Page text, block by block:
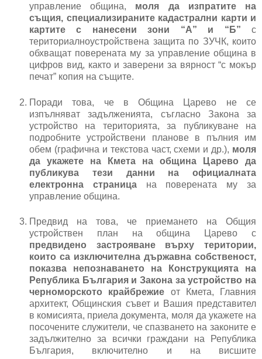
управление община, моля да изпратите на
същия, специализираните кадастрални карти и
картите с нанесени зони “А” и “Б” с
териториалноустройствена защита по ЗУЧК, които
обхващат поверената му за управление община в
цифров вид, както и заверени за вярност “с мокър
печат” копия на същите.
Поради това, че в Община Царево не се
изпълняват задълженията, съгласно Закона за
устройство на територията, за публикуване на
подробните устройствени планове в пълния им
обем (графична и текстова част, схеми и др.), моля
да укажете на Кмета на община Царево да
публикува тези данни на официалната
електронна страница на поверената му за
управление община.
Предвид на това, че приемането на Общия
предвидено застрояване върху територии,
които са изключителна държавна собственост,
показва непознаването на Конструкцията на
Република България и Закона за устройство на
черноморското крайбрежие от Кмета, Главния
архитект, Общинския съвет и Вашия представител
в комисията, приела документа, моля да укажете на
посочените служители, че спазването на законите е
задължително за всички граждани на Република
България, включително и на висшите